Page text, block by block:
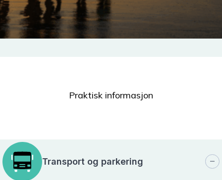
Praktisk informasjon
Transport og parkering